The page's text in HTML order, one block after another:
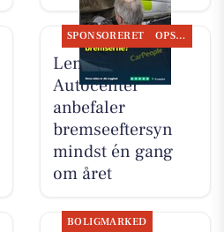
SPONSORERET OPSLAGSTAVLEN
Lemvig
Autocenter
anbefaler
bremseeftersyn
mindst én gang
om året
BOLIGMARKED